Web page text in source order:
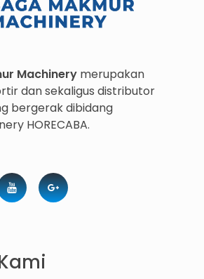
Machinery merupakan
dan sekaligus distributor
bergerak dibidang
HORECABA.